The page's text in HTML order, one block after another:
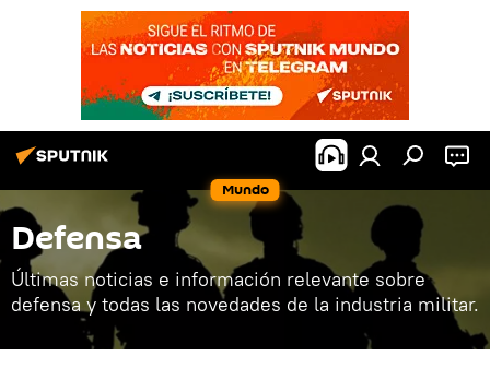
Mundo
Defensa
Últimas noticias e información relevante sobre
defensa y todas las novedades de la industria militar.